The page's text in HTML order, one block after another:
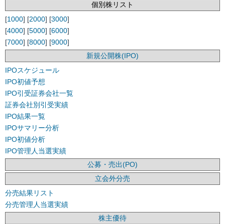
個別株リスト
[1000] [2000] [3000]
[4000] [5000] [6000]
[7000] [8000] [9000]
新規公開株(IPO)
IPOスケジュール
IPO初値予想
IPO引受証券会社一覧
証券会社別引受実績
IPO結果一覧
IPOサマリー分析
IPO初値分析
IPO管理人当選実績
公募・売出(PO)
立会外分売
分売結果リスト
分売管理人当選実績
株主優待